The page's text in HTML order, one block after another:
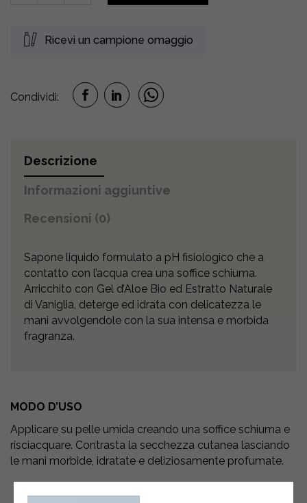
LATTE
Ricevi un campione omaggio
Condividi:
Descrizione
Informazioni aggiuntive
Recensioni (0)
Sapone liquido formulato a pH fisiologico che a
contatto con l’acqua crea una soffice schiuma.
Arricchito con Gel d’Aloe Bio ed Estratto Naturale
di Vaniglia, deterge ed idrata con delicatezza le
mani avvolgendole con la sua intensa e morbida
fragranza.
MODO D’USO
Applicare su pelle umida creando una soffice schiuma e
risciacquare. Contrasta la secchezza cutanea lasciando
le mani morbide, idratate e deliziosamente profumate.